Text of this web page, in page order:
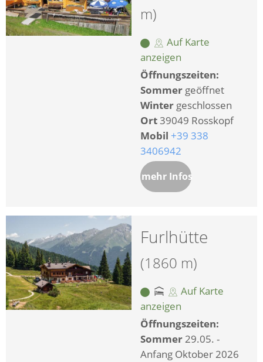
m)
Auf Karte
anzeigen
Öffnungszeiten:
Sommer geöffnet
Winter geschlossen
Ort39049 Rosskopf
Mobil +39 338
3406942
mehr Infos
Furlhütte
(1860 m)
Auf Karte
anzeigen
Öffnungszeiten:
Sommer29.05. -
Anfang Oktober 2026